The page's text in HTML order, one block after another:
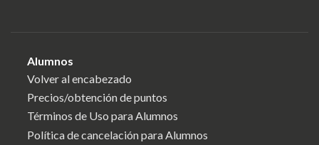
Alumnos
Volver al encabezado
Precios/obtención de puntos
Términos de Uso para Alumnos
Política de cancelación para Alumnos